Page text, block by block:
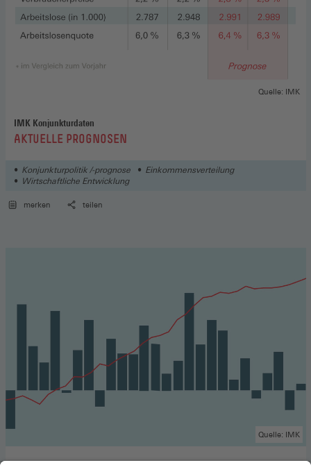
IMK Konjunkturdaten
:AKTUELLE PROGNOSEN
Quelle: IMK
Konjunkturpolitik /-prognose
Einkommensverteilung
Wirtschaftliche Entwicklung
merken teilen
Quelle: IMK